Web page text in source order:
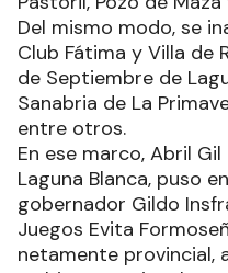
de ello. Por ejemplo,
polideportivos en San
Espinillo, Tres
Pastoril, Pozo de
Del mismo modo, se
Club Fátima y Villa de
de Septiembre de
Sanabria de La
entre otros.
En ese marco, Abril Gil
Laguna Blanca, puso